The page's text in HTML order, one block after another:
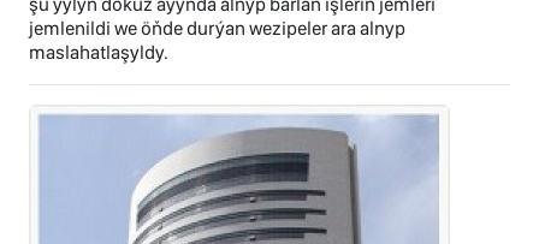
jemlenildi we öňde durýan wezipeler ara alnyp
maslahatlaşyldy.